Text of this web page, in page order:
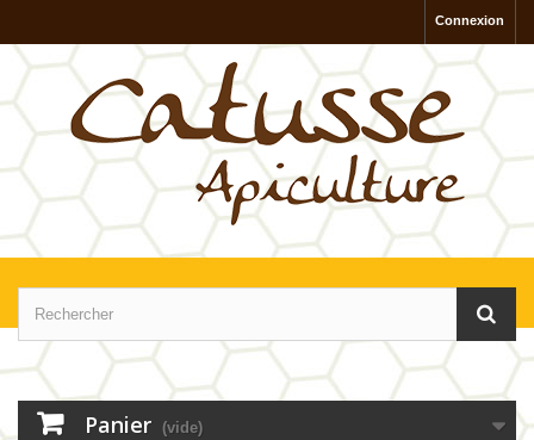
Connexion
Panier (vide)